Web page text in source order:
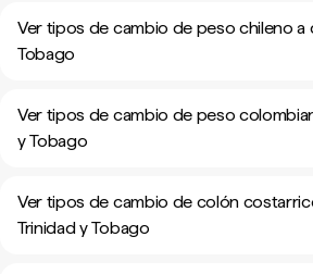
Ver tipos de cambio de peso chileno a
Tobago
Ver tipos de cambio de peso
y Tobago
Ver tipos de cambio de colón
Trinidad y Tobago